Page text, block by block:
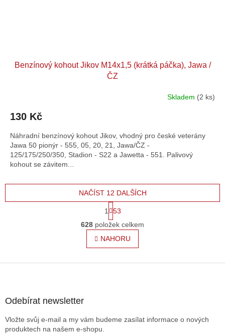
Benzínový kohout Jikov M14x1,5 (krátká páčka), Jawa /
ČZ
Skladem (2 ks)
130 Kč
Náhradní benzínový kohout Jikov, vhodný pro české veterány
Jawa 50 pionýr - 555, 05, 20, 21, Jawa/ČZ -
125/175/250/350, Stadion - S22 a Jawetta - 551. Palivový
kohout se závitem...
O
v
l
á
k
NAČÍST 12 DALŠÍCH
t
r
á
n
k
v
1
53
628 položek celkem
NAHORU
Odebírat newsletter
Vložte svůj e-mail a my vám budeme zasílat informace o nových
produktech na našem e-shopu.